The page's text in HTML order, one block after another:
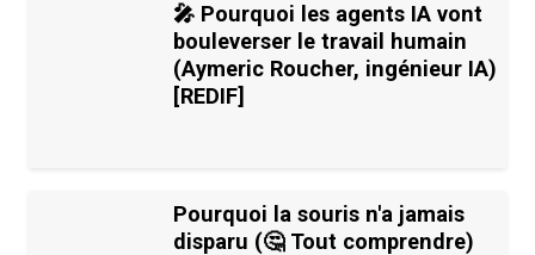
🎤 Pourquoi les agents IA vont
bouleverser le travail humain
(Aymeric Roucher, ingénieur IA)
[REDIF]
Pourquoi la souris n'a jamais
disparu (🤔 Tout comprendre)